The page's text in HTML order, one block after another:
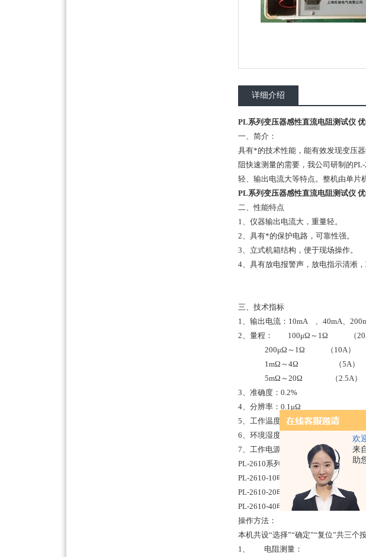
欢
来
助
详细介绍
PL系列变压器感性直流电阻测试仪
一、简介：
具有*的技术性能，能有效发现变压
阻快速测量的需要，我公司研制的
轻、输出电流大等特点。整机由单片
PL系列变压器感性直流电阻测试仪
二、性能特点
1、仪器输出电流大，重量轻。
2、具有*的保护电路，可靠性强。
3、立式机箱结构，便于现场操作。
4、具有放电报警声，放电指示清淅
三、技术指标
1、输出电流：10mA 、40mA、
2、量程： 100μΩ～1Ω （
200μΩ～1Ω （10A）
1mΩ～4Ω （5A）
5mΩ～20Ω （2.5A）
3、准确度：0.2%
4、分辨率：0.1μΩ
5、工作温度：0～40℃
6、环境湿度：≤90%RH，无结露
7、工作电源：AC220V±10%，
PL-2610系列产品
PL-2610-10电流档位：10A
PL-2610-20电流档位：20A
PL-2610-40电流档位：40A
操作方法：
本机共设“选择”“确定”“复位”共三个
1、 电阻测量：